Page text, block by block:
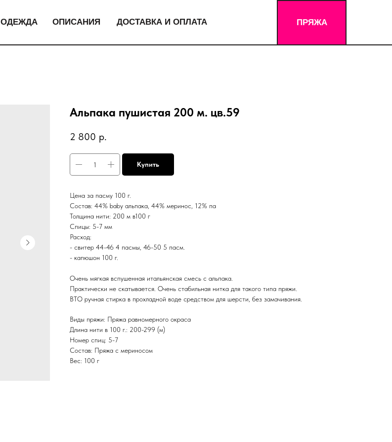
ОДЕЖДА ПРЯЖА
ОПИСАНИЯ ДОСТАВКА И ОПЛАТА
Альпака пушистая 200 м. цв.59
2 800 р.
Купить
Цена за пасму 100 г.
Состав: 44% baby альпака, 44% меринос, 12% па
Толщина нити: 200 м в100 г
Спицы: 5-7 мм
Расход:
- свитер 44-46 4 пасмы, 46-50 5 пасм.
- капюшон 100 г.
Очень мягкая вспушенная итальянская смесь с альпака.
Практически не скатывается. Очень стабильная нитка для такого типа пряжи.
ВТО ручная стирка в прохладной воде средством для шерсти, без замачивания.
Виды пряжи: Пряжа равномерного окраса
Длина нити в 100 г.: 200-299 (м)
Номер спиц: 5-7
Состав: Пряжа с мериносом
Вес: 100 г